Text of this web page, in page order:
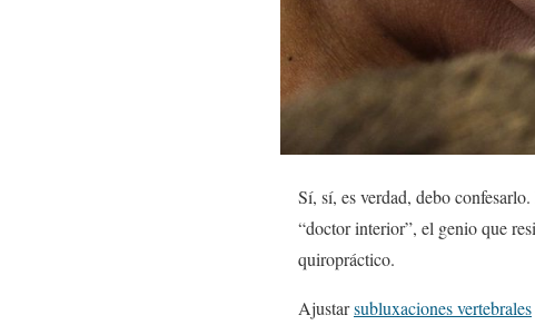
Sí, sí, es verdad, debo
“doctor interior”, el genio que
quiropráctico.
Ajustarsubluxaciones vertebrales